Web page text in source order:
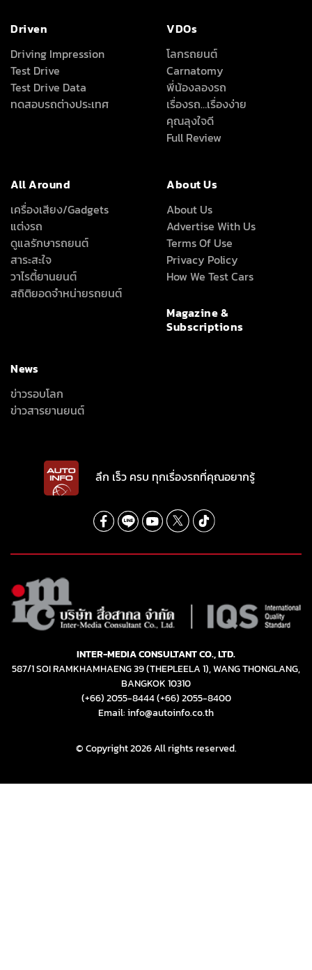
Driven
Driving Impression
Test Drive
Test Drive Data
ทดสอบรถต่างประเทศ
VDOs
โลกรถยนต์
Carnatomy
พี่น้องลองรถ
เรื่องรถ…เรื่องง่าย
คุณลุงใจดี
Full Review
All Around
เครื่องเสียง/Gadgets
แต่งรถ
ดูแลรักษารถยนต์
สาระสะใจ
วาไรตี้ยานยนต์
สถิติยอดจำหน่ายรถยนต์
About Us
About Us
Advertise With Us
Terms Of Use
Privacy Policy
How We Test Cars
Magazine &
Subscriptions
News
ข่าวรอบโลก
ข่าวสารยานยนต์
ลึก เร็ว ครบ ทุกเรื่องรถที่คุณอยากรู้
INTER-MEDIA CONSULTANT CO., LTD.
587/1 SOI RAMKHAMHAENG 39 (THEPLEELA 1), WANG THONGLANG,
BANGKOK 10310
(+66) 2055-8444(+66) 2055-8400
Email: info@autoinfo.co.th
© Copyright 2026 All rights reserved.